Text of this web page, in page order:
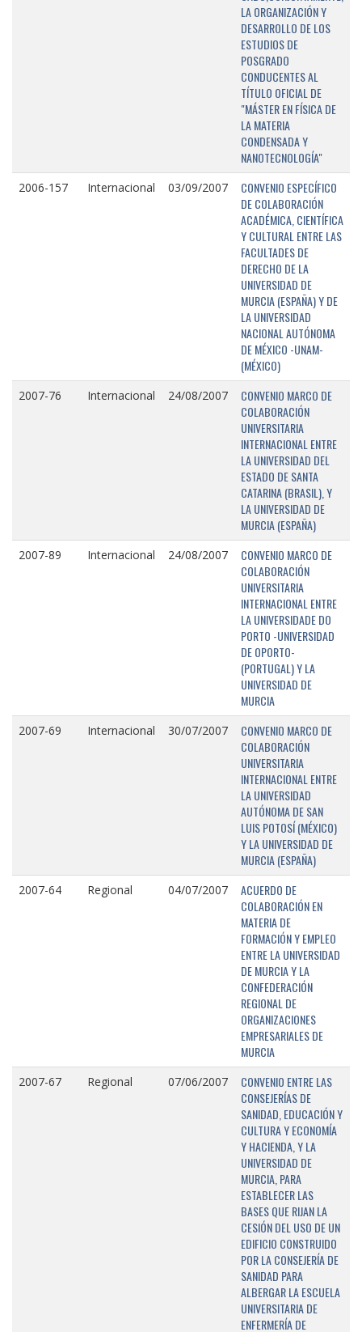
LA ORGANIZACIÓN Y
DESARROLLO DE LOS
ESTUDIOS DE
POSGRADO
CONDUCENTES AL
TÍTULO OFICIAL DE
"MÁSTER EN FÍSICA DE
LA MATERIA
CONDENSADA Y
NANOTECNOLOGÍA"
2006-157 Internacional 03/09/2007
CONVENIO ESPECÍFICO
DE COLABORACIÓN
ACADÉMICA, CIENTÍFICA
Y CULTURAL ENTRE LAS
FACULTADES DE
DERECHO DE LA
UNIVERSIDAD DE
MURCIA (ESPAÑA) Y DE
LA UNIVERSIDAD
NACIONAL AUTÓNOMA
DE MÉXICO -UNAM-
(MÉXICO)
2007-76 Internacional 24/08/2007
CONVENIO MARCO DE
COLABORACIÓN
UNIVERSITARIA
INTERNACIONAL ENTRE
LA UNIVERSIDAD DEL
ESTADO DE SANTA
CATARINA (BRASIL), Y
LA UNIVERSIDAD DE
MURCIA (ESPAÑA)
2007-89 Internacional 24/08/2007
CONVENIO MARCO DE
COLABORACIÓN
UNIVERSITARIA
INTERNACIONAL ENTRE
LA UNIVERSIDADE DO
PORTO -UNIVERSIDAD
DE OPORTO-
(PORTUGAL) Y LA
UNIVERSIDAD DE
MURCIA
2007-69 Internacional 30/07/2007
CONVENIO MARCO DE
COLABORACIÓN
UNIVERSITARIA
INTERNACIONAL ENTRE
LA UNIVERSIDAD
AUTÓNOMA DE SAN
LUIS POTOSÍ (MÉXICO)
Y LA UNIVERSIDAD DE
MURCIA (ESPAÑA)
2007-64 Regional 04/07/2007
ACUERDO DE
COLABORACIÓN EN
MATERIA DE
FORMACIÓN Y EMPLEO
ENTRE LA UNIVERSIDAD
DE MURCIA Y LA
CONFEDERACIÓN
REGIONAL DE
ORGANIZACIONES
EMPRESARIALES DE
MURCIA
2007-67 Regional 07/06/2007
CONVENIO ENTRE LAS
CONSEJERÍAS DE
SANIDAD, EDUCACIÓN Y
CULTURA Y ECONOMÍA
Y HACIENDA, Y LA
UNIVERSIDAD DE
MURCIA, PARA
ESTABLECER LAS
BASES QUE RIJAN LA
CESIÓN DEL USO DE UN
EDIFICIO CONSTRUIDO
POR LA CONSEJERÍA DE
SANIDAD PARA
ALBERGAR LA ESCUELA
UNIVERSITARIA DE
ENFERMERÍA DE